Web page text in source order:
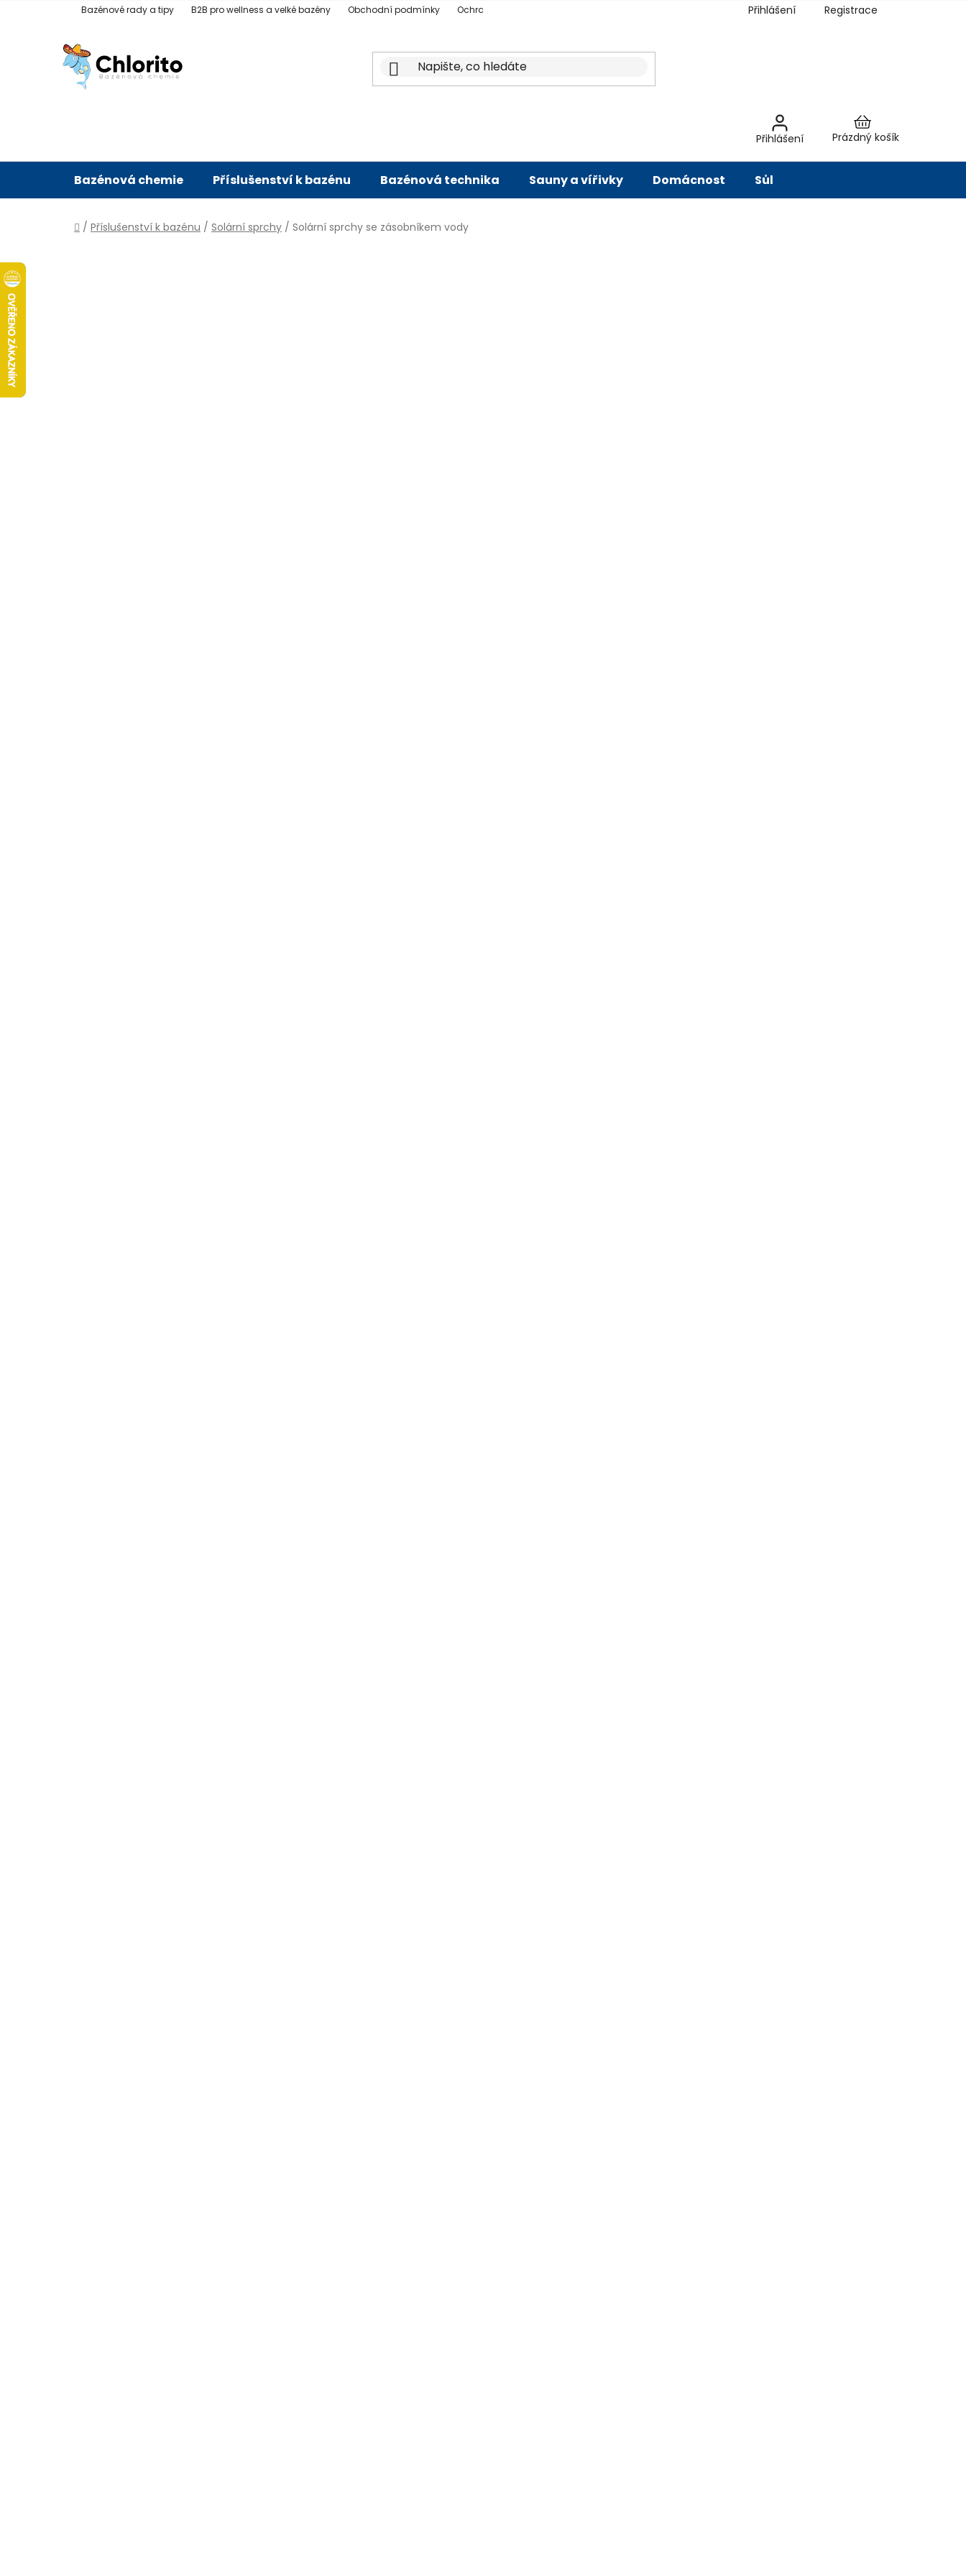
Bazénové rady a tipy B2B pro wellness a velké bazény Obchodní podmínky Ochrana osobních údajů Hodnocení obchodu Slovník pojmů Péče o vodu
Přihlášení Registrace
Přihlášení
Nákupní
Prázdný košík
Bazénová chemie Příslušenství k bazénu Bazénová technika Sauny a vířivky Domácnost Sůl
Domů
/ Příslušenství k bazénu / Solární sprchy / Solární sprchy se zásobníkem vody